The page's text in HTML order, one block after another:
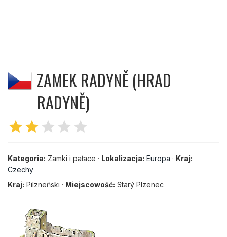
ZAMEK RADYNĚ (HRAD
RADYNĚ)
starstar star star star
Kategoria: Zamki i pałace · Lokalizacja: Europa · Kraj:
Czechy
Kraj: Pilzneński · Miejscowość: Starý Plzenec